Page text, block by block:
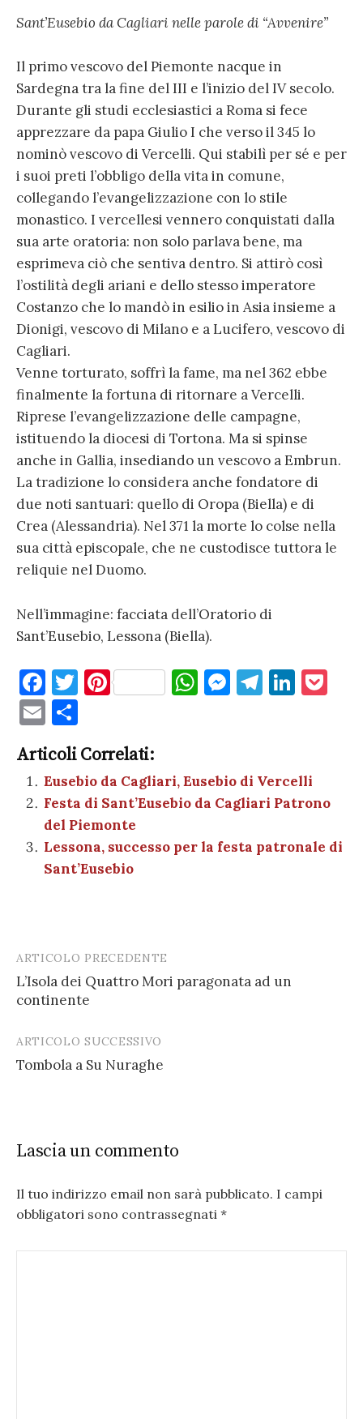
Sant’Eusebio da Cagliari nelle parole di “Avvenire”
Il primo vescovo del Piemonte nacque in
Sardegna tra la fine del III e l’inizio del IV secolo.
Durante gli studi ecclesiastici a Roma si fece
apprezzare da papa Giulio I che verso il 345 lo
nominò vescovo di Vercelli. Qui stabilì per sé e per
i suoi preti l’obbligo della vita in comune,
collegando l’evangelizzazione con lo stile
monastico. I vercellesi vennero conquistati dalla
sua arte oratoria: non solo parlava bene, ma
esprimeva ciò che sentiva dentro. Si attirò così
l’ostilità degli ariani e dello stesso imperatore
Costanzo che lo mandò in esilio in Asia insieme a
Dionigi, vescovo di Milano e a Lucifero, vescovo di
Cagliari.
Venne torturato, soffrì la fame, ma nel 362 ebbe
finalmente la fortuna di ritornare a Vercelli.
Riprese l’evangelizzazione delle campagne,
istituendo la diocesi di Tortona. Ma si spinse
anche in Gallia, insediando un vescovo a Embrun.
La tradizione lo considera anche fondatore di
due noti santuari: quello di Oropa (Biella) e di
Crea (Alessandria). Nel 371 la morte lo colse nella
sua città episcopale, che ne custodisce tuttora le
reliquie nel Duomo.
Nell’immagine: facciata dell’Oratorio di
Sant’Eusebio, Lessona (Biella).
F
a
c
e
b
o
o
k
T
te
r
Pi
es
t
W
A
p
p
M
g
er
T
a
m
Li
dI
n
E
m
ai
l
n
di
vi
di
Articoli Correlati:
Eusebio da Cagliari, Eusebio di Vercelli
Festa di Sant’Eusebio da Cagliari Patrono
del Piemonte
Lessona, successo per la festa patronale di
Sant’Eusebio
Post
navigation
ARTICOLO PRECEDENTE
L’Isola dei Quattro Mori paragonata ad un
continente
ARTICOLO SUCCESSIVO
Tombola a Su Nuraghe
Lascia un commento
Il tuo indirizzo email non sarà pubblicato. I campi
obbligatori sono contrassegnati *